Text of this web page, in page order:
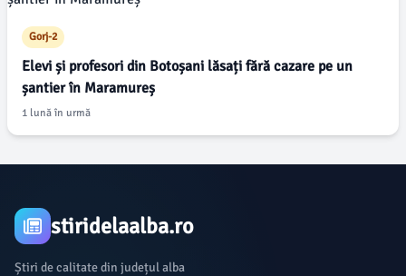
Gorj-2
Elevi și profesori din Botoșani lăsați fără cazare pe un
șantier în Maramureș
1 lună în urmă
stiridelaalba.ro
Știri de calitate din județul alba